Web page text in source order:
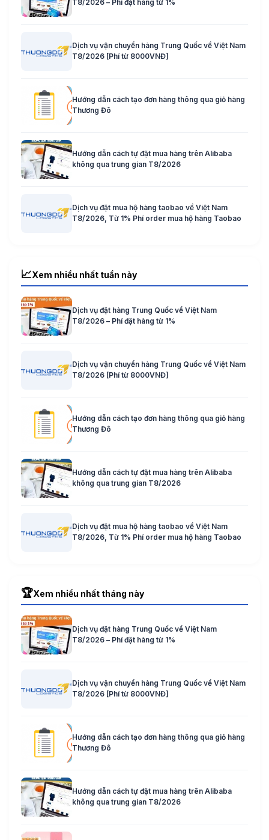
T8/2026 – Phí đặt hàng từ 1%
Dịch vụ vận chuyển hàng Trung Quốc về Việt Nam
T8/2026 [Phí từ 8000VNĐ]
Hướng dẫn cách tạo đơn hàng thông qua giỏ hàng
Thương Đô
Hướng dẫn cách tự đặt mua hàng trên Alibaba
không qua trung gian T8/2026
Dịch vụ đặt mua hộ hàng taobao về Việt Nam
T8/2026, Từ 1% Phí order mua hộ hàng Taobao
📈Xem nhiều nhất tuần này
Dịch vụ đặt hàng Trung Quốc về Việt Nam
T8/2026 – Phí đặt hàng từ 1%
Dịch vụ vận chuyển hàng Trung Quốc về Việt Nam
T8/2026 [Phí từ 8000VNĐ]
Hướng dẫn cách tạo đơn hàng thông qua giỏ hàng
Thương Đô
Hướng dẫn cách tự đặt mua hàng trên Alibaba
không qua trung gian T8/2026
Dịch vụ đặt mua hộ hàng taobao về Việt Nam
T8/2026, Từ 1% Phí order mua hộ hàng Taobao
🏆Xem nhiều nhất tháng này
Dịch vụ đặt hàng Trung Quốc về Việt Nam
T8/2026 – Phí đặt hàng từ 1%
Dịch vụ vận chuyển hàng Trung Quốc về Việt Nam
T8/2026 [Phí từ 8000VNĐ]
Hướng dẫn cách tạo đơn hàng thông qua giỏ hàng
Thương Đô
Hướng dẫn cách tự đặt mua hàng trên Alibaba
không qua trung gian T8/2026